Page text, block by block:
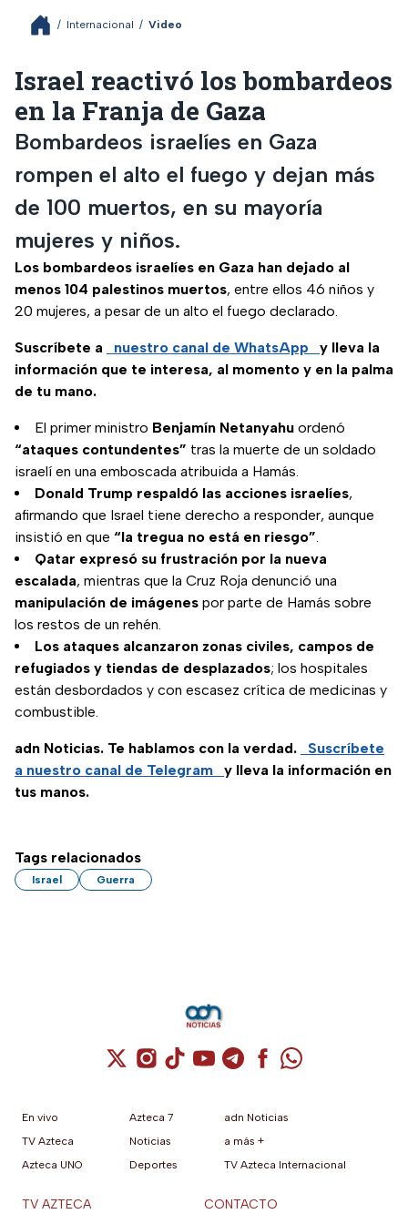
/ Internacional / Video
Israel reactivó los bombardeos
en la Franja de Gaza
Bombardeos israelíes en Gaza
rompen el alto el fuego y dejan más
de 100 muertos, en su mayoría
mujeres y niños.
Los bombardeos israelíes en Gaza han dejado al
menos 104 palestinos muertos, entre ellos 46 niños y
20 mujeres, a pesar de un alto el fuego declarado.
Suscríbete a nuestro canal de WhatsApp
y lleva la
información que te interesa, al momento y en la palma
de tu mano.
El primer ministro Benjamín Netanyahu ordenó
“ataques contundentes” tras la muerte de un soldado
israelí en una emboscada atribuida a Hamás.
Donald Trump respaldó las acciones israelíes,
afirmando que Israel tiene derecho a responder, aunque
insistió en que “la tregua no está en riesgo”.
Qatar expresó su frustración por la nueva
escalada, mientras que la Cruz Roja denunció una
manipulación de imágenes por parte de Hamás sobre
los restos de un rehén.
Los ataques alcanzaron zonas civiles, campos de
refugiados y tiendas de desplazados; los hospitales
están desbordados y con escasez crítica de medicinas y
combustible.
adn Noticias. Te hablamos con la verdad.
Suscríbete
a nuestro canal de Telegram
y lleva la información en
tus manos.
Tags relacionados
Israel Guerra
Cuenta de X / Twitter (se abre en una
Cuenta de Instagram (se abre en una
Cuenta de TikTok (se abre en
Cuenta de YouTube (se abre
Cuenta de Telegram (se
Cuenta de
Cuenta de
En vivo
TV Azteca
Azteca UNO
Azteca 7
Noticias
Deportes
adn Noticias
a más +
TV Azteca Internacional
TV AZTECA CONTACTO